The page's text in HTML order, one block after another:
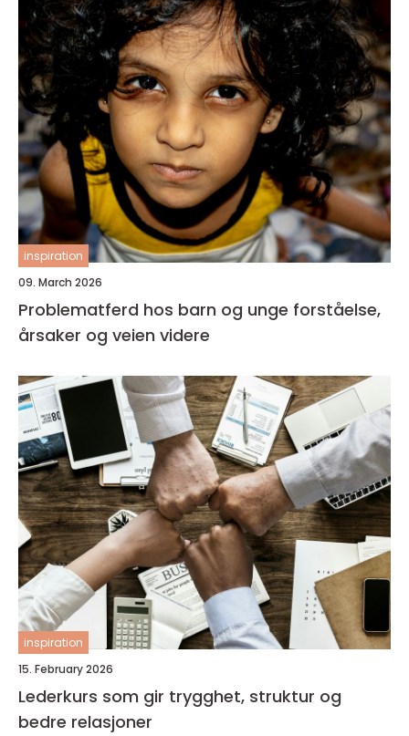
inspiration
09. March 2026
Problematferd hos barn og unge forståelse,
årsaker og veien videre
inspiration
15. February 2026
Lederkurs som gir trygghet, struktur og
bedre relasjoner